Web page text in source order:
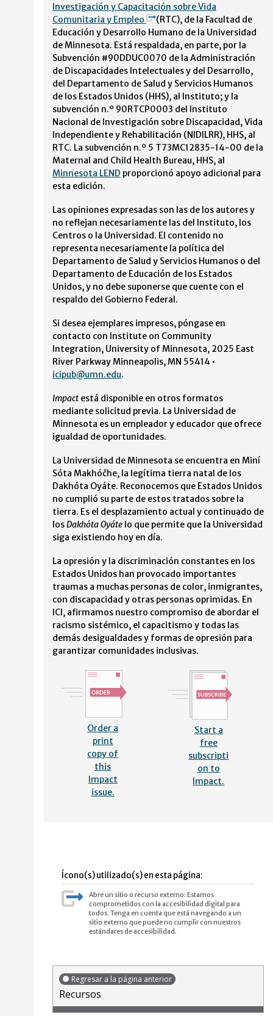
Investigación y Capacitación sobre Vida
Comunitaria y Empleo
(RTC), de la Facultad de
Educación y Desarrollo Humano de la Universidad
de Minnesota. Está respaldada, en parte, por la
Subvención #90DDUC0070 de la Administración
de Discapacidades Intelectuales y del Desarrollo,
del Departamento de Salud y Servicios Humanos
de los Estados Unidos (HHS), al Instituto; y la
subvención n.º 90RTCP0003 del Instituto
Nacional de Investigación sobre Discapacidad, Vida
Independiente y Rehabilitación (NIDILRR), HHS, al
RTC. La subvención n.º 5 T73MC12835-14-00 de la
Maternal and Child Health Bureau, HHS, al
Minnesota LEND proporcionó apoyo adicional para
esta edición.
Las opiniones expresadas son las de los autores y
no reflejan necesariamente las del Instituto, los
Centros o la Universidad. El contenido no
representa necesariamente la política del
Departamento de Salud y Servicios Humanos o del
Departamento de Educación de los Estados
Unidos, y no debe suponerse que cuente con el
respaldo del Gobierno Federal.
Si desea ejemplares impresos, póngase en
contacto con Institute on Community
Integration, University of Minnesota, 2025 East
River Parkway Minneapolis, MN 55414 •
icipub@umn.edu.
Impact está disponible en otros formatos
mediante solicitud previa. La Universidad de
Minnesota es un empleador y educador que ofrece
igualdad de oportunidades.
La Universidad de Minnesota se encuentra en Miní
Sóta Makhóčhe, la legítima tierra natal de los
Dakhóta Oyáte. Reconocemos que Estados Unidos
no cumplió su parte de estos tratados sobre la
tierra. Es el desplazamiento actual y continuado de
losDakhóta Oyáte lo que permite que la Universidad
siga existiendo hoy en día.
La opresión y la discriminación constantes en los
Estados Unidos han provocado importantes
traumas a muchas personas de color, inmigrantes,
con discapacidad y otras personas oprimidas. En
ICI, afirmamos nuestro compromiso de abordar el
racismo sistémico, el capacitismo y todas las
demás desigualdades y formas de opresión para
garantizar comunidades inclusivas.
Order a
print
copy of
this
Impact
issue.
Start a
free
subscripti
on to
Impact.
Ícono(s) utilizado(s) en esta página:
Abre un sitio o recurso externo: Estamos
comprometidos con la accesibilidad digital para
todos. Tenga en cuenta que está navegando a un
sitio externo que puede no cumplir con nuestros
estándares de accesibilidad.
Regresar a la página anterior
Recursos